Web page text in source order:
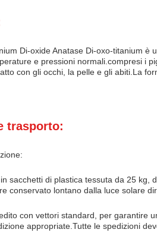
Di-oxide Anatase Di-oxo-titanium
e pressioni normali.compresi i
con gli occhi, la pelle e gli abiti.La
trasporto:
sacchetti di plastica tessuta da 25
conservato lontano dalla luce solare
con vettori standard, per garantire
appropriate.Tutte le spedizioni